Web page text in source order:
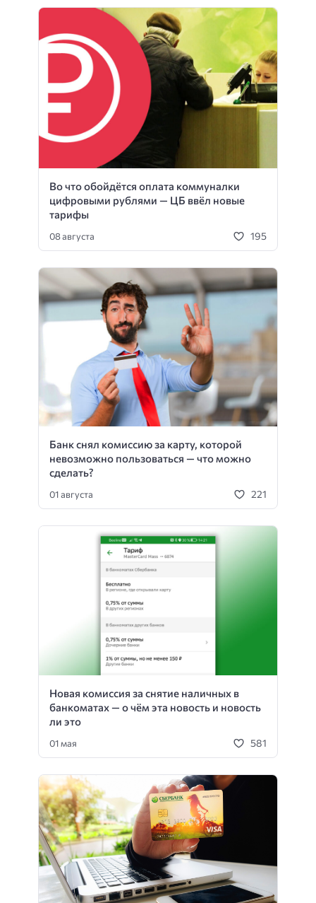
Во что обойдётся оплата коммуналки
цифровыми рублями — ЦБ ввёл новые
тарифы
08 августа 195
Банк снял комиссию за карту, которой
невозможно пользоваться — что можно
сделать?
01 августа 221
Новая комиссия за снятие наличных в
банкоматах — о чём эта новость и новость
ли это
01 мая 581